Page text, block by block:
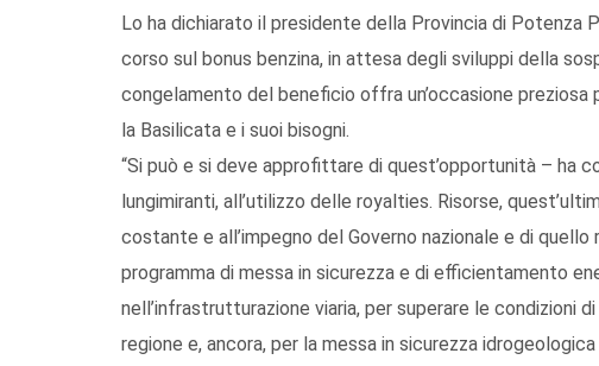
Lo ha dichiarato il presidente della Provincia di Potenza
corso sul bonus benzina, in attesa degli sviluppi della
congelamento del beneficio offra un’occasione
la Basilicata e i suoi bisogni.
“Si può e si deve approfittare di quest’opportunità – ha
lungimiranti, all’utilizzo delle royalties. Risorse,
costante e all’impegno del Governo nazionale e di
programma di messa in sicurezza e di efficientamento
nell’infrastrutturazione viaria, per superare le condizioni
regione e, ancora, per la messa in sicurezza